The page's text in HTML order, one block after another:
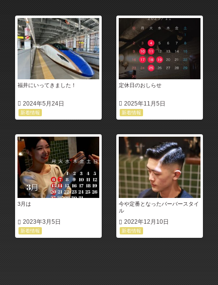
福井にいってきました！
2024年5月24日
新着情報
定休日のおしらせ
2025年11月5日
新着情報
3月は
2023年3月5日
新着情報
今や定番となったバーバースタイ
ル
2022年12月10日
新着情報